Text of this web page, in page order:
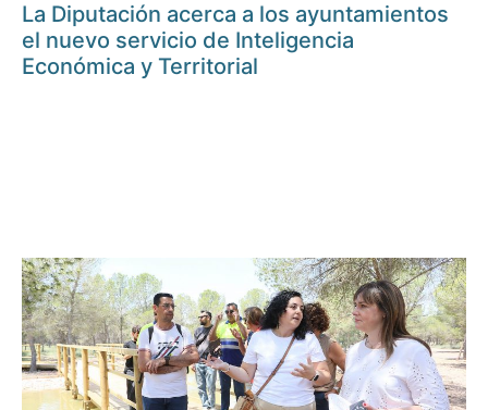
La Diputación acerca a los ayuntamientos
el nuevo servicio de Inteligencia
Económica y Territorial